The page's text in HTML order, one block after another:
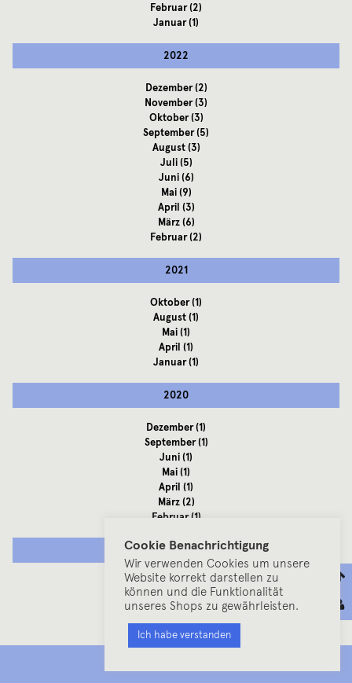
Februar(2)
Januar(1)
2022
Dezember(2)
November(3)
Oktober(3)
September(5)
August(3)
Juli(5)
Juni(6)
Mai(9)
April (3)
März(6)
Februar(2)
2021
Oktober(1)
August(1)
Mai(1)
April (1)
Januar(1)
2020
Dezember(1)
September(1)
Juni(1)
Mai(1)
April (1)
März(2)
Februar(1)
2019
Dezember(1)
November(1)
Oktober(3)
September(1)
August(2)
Juni(8)
Cookie Benachrichtigung
Wir verwenden Cookies um unsere
Website korrekt darstellen zu
können und die Funktionalität
unseres Shops zu gewährleisten.
Ich habe verstanden